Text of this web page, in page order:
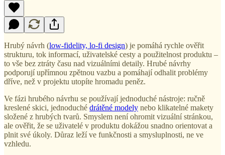
Hrubý návrh (low-fidelity, lo-fi design) je pomáhá rychle ověřit
strukturu, tok informací, uživatelské cesty a použitelnost produktu –
to vše bez ztráty času nad vizuálními detaily. Hrubé návrhy
podporují upřímnou zpětnou vazbu a pomáhají odhalit problémy
dříve, než v projektu utopíte hromadu peněz.
Ve fázi hrubého návrhu se používají jednoduché nástroje: ručně
kreslené skici, jednoduché drátěné modely nebo klikatelné makety
složené z hrubých tvarů. Smyslem není ohromit vizuální stránkou,
ale ověřit, že se uživatelé v produktu dokážou snadno orientovat a
plnit své úkoly. Důraz leží ve funkčnosti a smysluplnosti, ne ve
vzhledu.